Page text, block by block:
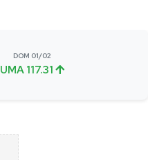
DOM 01/02
UMA 117.31